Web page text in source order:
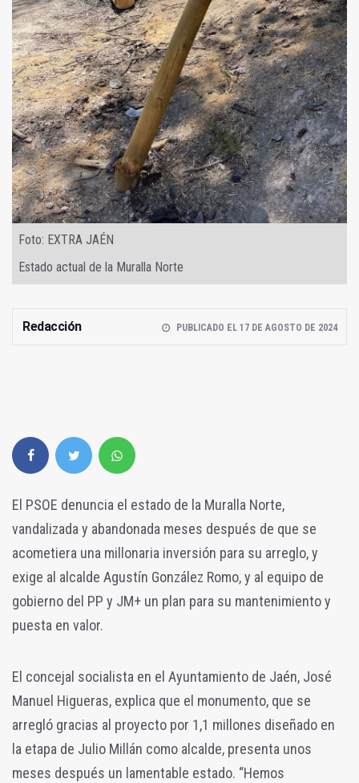
Foto: EXTRA JAÉN
Estado actual de la Muralla Norte
Redacción PUBLICADO EL 17 DE AGOSTO DE 2024
El PSOE denuncia el estado de la Muralla Norte,
vandalizada y abandonada meses después de que se
acometiera una millonaria inversión para su arreglo, y
exige al alcalde Agustín González Romo, y al equipo de
gobierno del PP y JM+ un plan para su mantenimiento y
puesta en valor.
El concejal socialista en el Ayuntamiento de Jaén, José
Manuel Higueras, explica que el monumento, que se
arregló gracias al proyecto por 1,1 millones diseñado en
la etapa de Julio Millán como alcalde, presenta unos
meses después un lamentable estado. “Hemos